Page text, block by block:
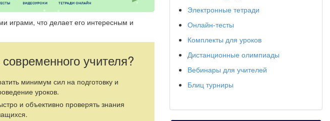
играми, что делает его интересным и
учителя?
минимум сил на подготовку и
уроков.
и объективно проверять знания
Электронные тетради
Онлайн-тесты
Комплекты для уроков
Дистанционные олимпиады
Вебинары для учителей
Блиц турниры